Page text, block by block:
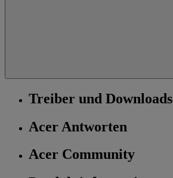
Treiber und Downloads
Acer Antworten
Acer Community